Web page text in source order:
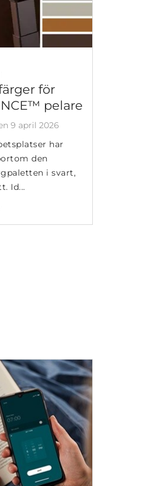
för
pelare
9 april 2026
har
den
i svart,
Id...
långt
trion
vakna
din
Bed Control™